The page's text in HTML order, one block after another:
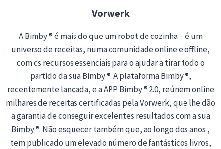
Vorwerk
A Bimby ® é mais do que um robot de cozinha – é um
universo de receitas, numa comunidade online e offline,
com os recursos essenciais para o ajudar a tirar todo o
partido da sua Bimby ®. A plataforma Bimby ®,
recentemente lançada, e a APP Bimby ® 2.0, reúnem online
milhares de receitas certificadas pela Vorwerk, que lhe dão
a garantia de conseguir excelentes resultados com a sua
Bimby ®. Não esquecer também que, ao longo dos anos ,
tem publicado um elevado número de fantásticos livros,